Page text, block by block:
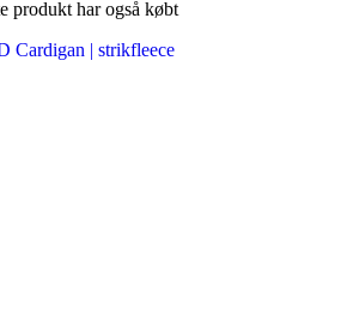
produkt har også købt